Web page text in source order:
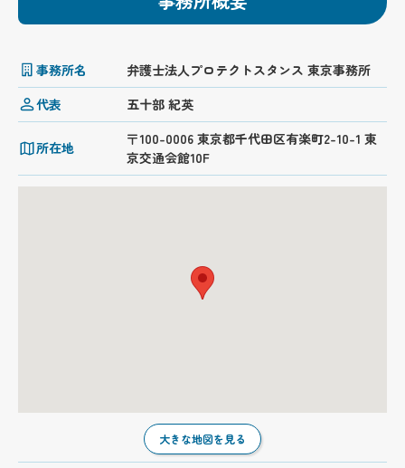
事務所名
弁護士法人プロテクトスタンス 東京事務所
代表
五十部 紀英
所在地
〒100-0006 東京都千代田区有楽町2-10-1 東
京交通会館10F
大きな地図を見る